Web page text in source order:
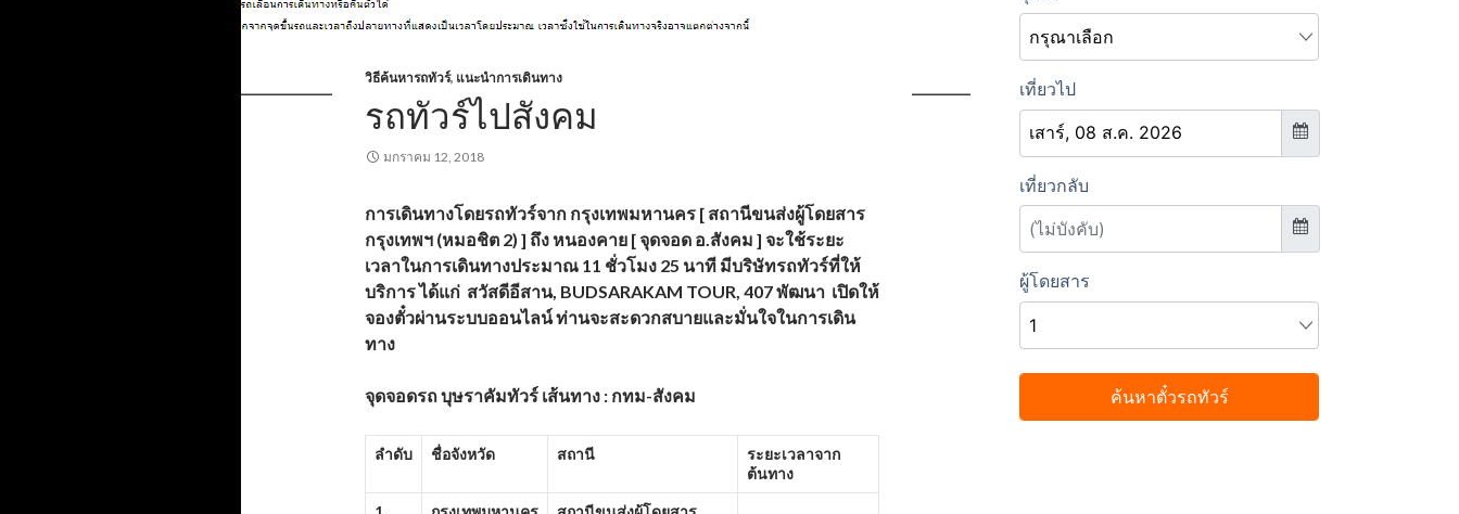
วิธีค้นหารถทัวร์, แนะนำการเดินทาง
รถทัวร์ไปสังคม
มกราคม 12, 2018
การเดินทางโดยรถทัวร์จาก กรุงเทพมหานคร [ สถานีขนส่งผู้โดยสาร
กรุงเทพฯ (หมอชิต 2) ] ถึง หนองคาย [ จุดจอด อ.สังคม ] จะใช้ระยะ
เวลาในการเดินทางประมาณ 11 ชั่วโมง 25 นาที มีบริษัทรถทัวร์ที่ให้
บริการได้แก่ สวัสดีอีสาน, BUDSARAKAM TOUR, 407 พัฒนา เปิดให้
จองตั๋วผ่านระบบออนไลน์ ท่านจะสะดวกสบายและมั่นใจในการเดิน
ทาง
จุดจอดรถ บุษราคัมทัวร์ เส้นทาง : กทม-สังคม
ลำดับ ชื่อจังหวัด สถานี
ระยะเวลาจาก
ต้นทาง